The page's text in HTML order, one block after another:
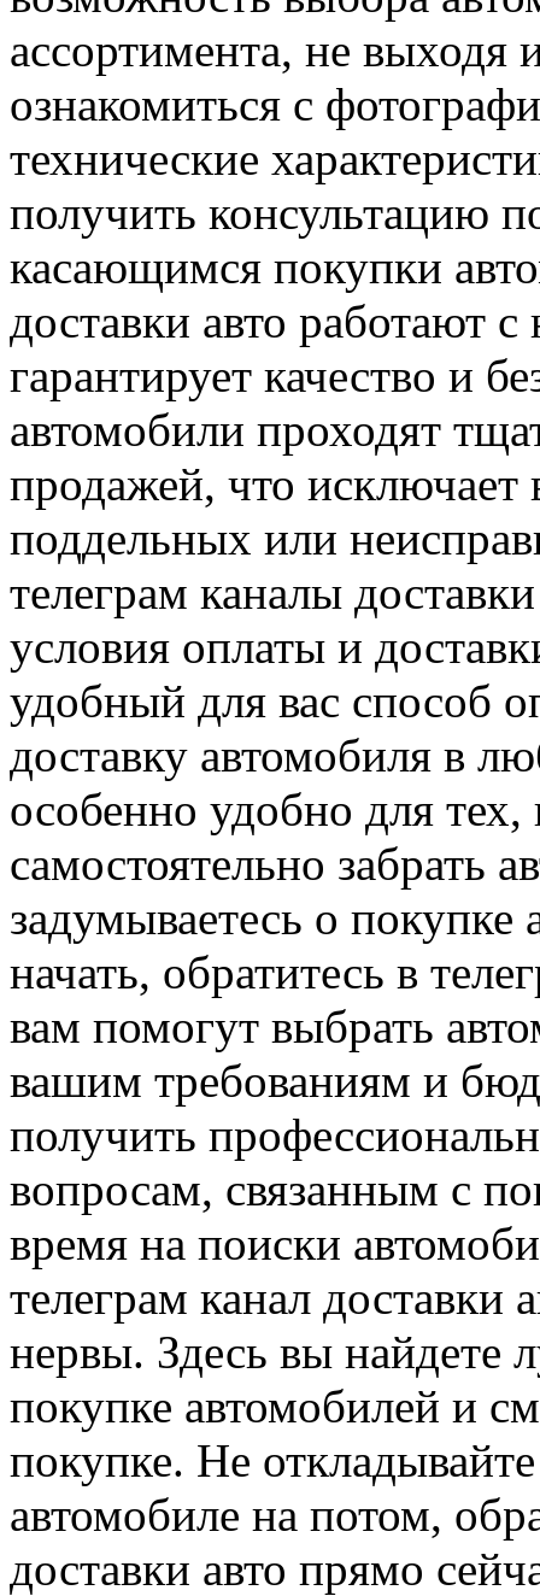
ассортимента, не
ознакомиться с
технические
получить консультацию
касающимся покупки
доставки авто работают
гарантирует качество и
автомобили проходят
продажей, что
поддельных или
телеграм каналы
условия оплаты и
удобный для вас способ
доставку автомобиля в
особенно удобно для
самостоятельно забрать
задумываетесь о покупке
начать, обратитесь в
вам помогут выбрать
вашим требованиям и
получить
вопросам, связанным с
время на поиски
телеграм канал доставки
нервы. Здесь вы найдете
покупке автомобилей и
покупке. Не
автомобиле на потом,
доставки авто прямо